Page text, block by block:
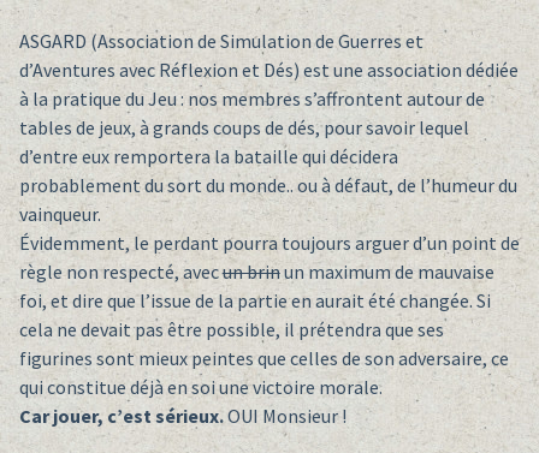
ASGARD (Association de Simulation de Guerres et
d’Aventures avec Réflexion et Dés) est une association dédiée
à la pratique du Jeu : nos membres s’affrontent autour de
tables de jeux, à grands coups de dés, pour savoir lequel
d’entre eux remportera la bataille qui décidera
probablement du sort du monde.. ou à défaut, de l’humeur du
vainqueur.
Évidemment, le perdant pourra toujours arguer d’un point de
règle non respecté, avecun brinun maximum de mauvaise
foi, et dire que l’issue de la partie en aurait été changée. Si
cela ne devait pas être possible, il prétendra que ses
figurines sont mieux peintes que celles de son adversaire, ce
qui constitue déjà en soi une victoire morale.
Car jouer, c’est sérieux.OUI Monsieur !